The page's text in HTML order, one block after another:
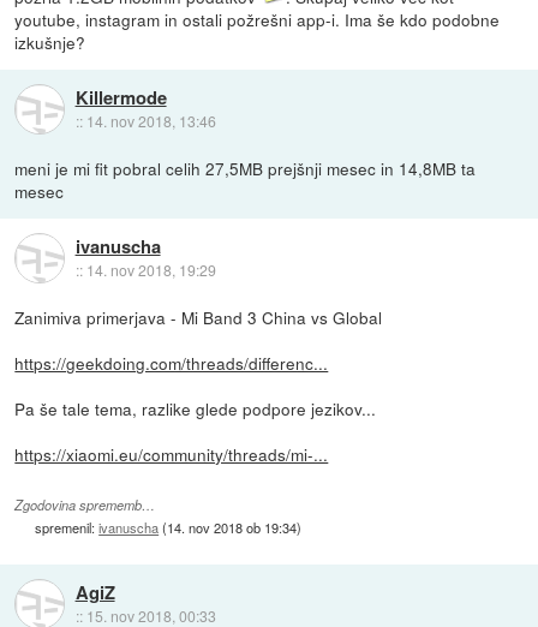
youtube, instagram in ostali požrešni app-i. Ima še kdo podobne
izkušnje?
Killermode
:: 14. nov 2018, 13:46
meni je mi fit pobral celih 27,5MB prejšnji mesec in 14,8MB ta
mesec
ivanuscha
:: 14. nov 2018, 19:29
Zanimiva primerjava - Mi Band 3 China vs Global
https://geekdoing.com/threads/differenc...
Pa še tale tema, razlike glede podpore jezikov...
https://xiaomi.eu/community/threads/mi-...
Zgodovina sprememb…
spremenil:ivanuscha(14. nov 2018 ob 19:34)
AgiZ
:: 15. nov 2018, 00:33